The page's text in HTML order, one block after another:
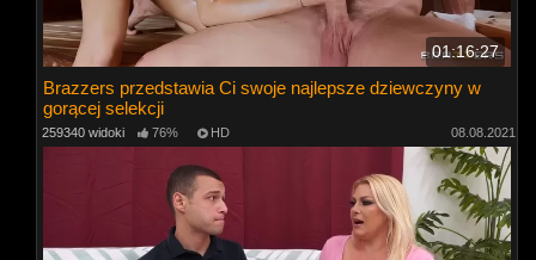
01:16:27
Brazzers przedstawia Ci swoje najlepsze dziewczyny w
gorącej selekcji
259340 widoki 76% HD 08.08.2021